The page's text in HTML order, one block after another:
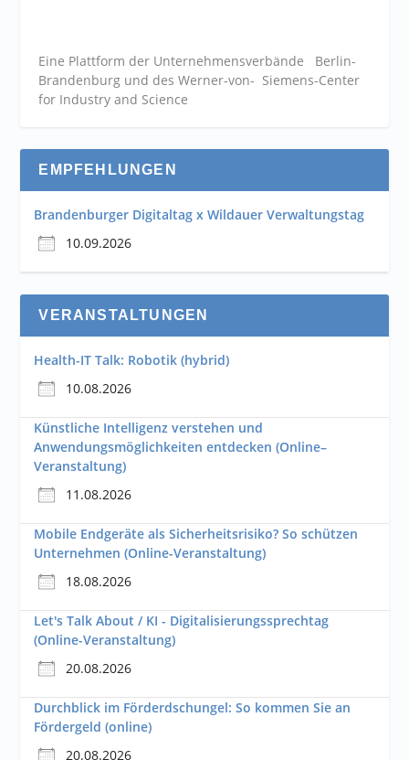
Eine Plattform der Unternehmensverbände Berlin-
Brandenburg und des Werner-von- Siemens-Center
for Industry and Science
EMPFEHLUNGEN
Brandenburger Digitaltag x Wildauer Verwaltungstag
10.09.2026
VERANSTALTUNGEN
Health-IT Talk: Robotik (hybrid)
10.08.2026
Künstliche Intelligenz verstehen und
Anwendungsmöglichkeiten entdecken (Online–
Veranstaltung)
11.08.2026
Mobile Endgeräte als Sicherheitsrisiko? So schützen
Unternehmen (Online-Veranstaltung)
18.08.2026
Let's Talk About / KI - Digitalisierungssprechtag
(Online-Veranstaltung)
20.08.2026
Durchblick im Förderdschungel: So kommen Sie an
Fördergeld (online)
20.08.2026